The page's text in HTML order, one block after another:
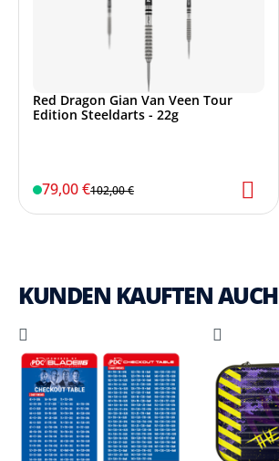
Red Dragon Gian Van Veen Tour
Edition Steeldarts - 22g
79,00 €102,00 €
KUNDEN KAUFTEN AUCH